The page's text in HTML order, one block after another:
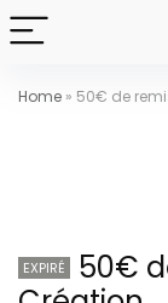
Home » 50€ de
EXPIRÉ
50€